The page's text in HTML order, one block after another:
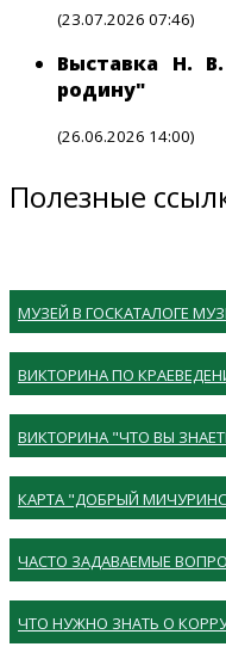
(23.07.2026 07:46)
Выставка Н.
родину"
(26.06.2026 14:00)
Полезные
МУЗЕЙ В ГОСКАТАЛОГЕ
ВИКТОРИНА ПО
ВИКТОРИНА "ЧТО ВЫ
КАРТА "ДОБРЫЙ
ЧАСТО ЗАДАВАЕМЫЕ
ЧТО НУЖНО ЗНАТЬ О